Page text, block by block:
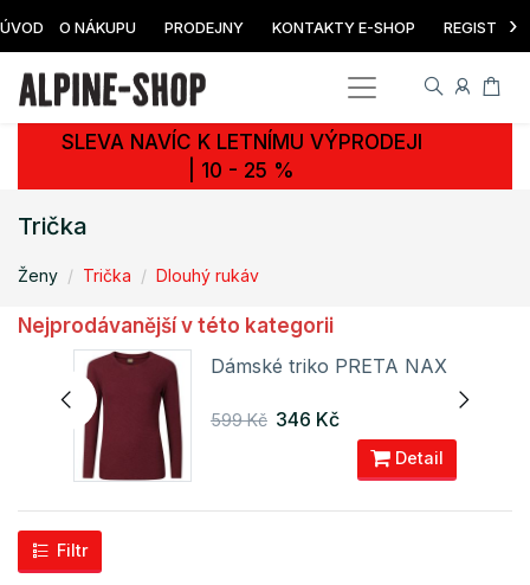
ÚVOD O NÁKUPU PRODEJNY KONTAKTY E-SHOP ›
SLEVA NAVÍC K LETNÍMU VÝPRODEJI
| 10 - 25 %
Trička
Ženy Trička Dlouhý rukáv
Nejprodávanější v této kategorii
Dámské triko PRETA NAX
599 Kč 346 Kč
Detail
Filtr